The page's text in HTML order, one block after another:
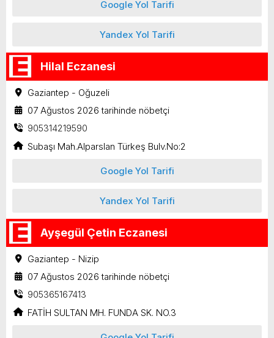
Google Yol Tarifi
Yandex Yol Tarifi
Hilal Eczanesi
Gaziantep - Oğuzeli
07 Ağustos 2026 tarihinde nöbetçi
905314219590
Subaşı Mah.Alparslan Türkeş Bulv.No:2
Google Yol Tarifi
Yandex Yol Tarifi
Ayşegül Çetin Eczanesi
Gaziantep - Nizip
07 Ağustos 2026 tarihinde nöbetçi
905365167413
FATİH SULTAN MH. FUNDA SK. NO.3